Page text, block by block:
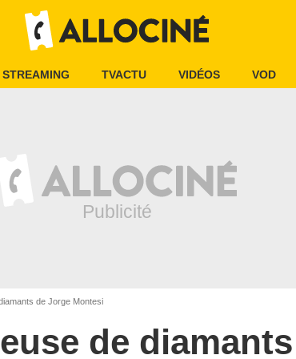
STREAMING TVACTU VIDÉOS VOD
de Jorge Montesi
de diamants